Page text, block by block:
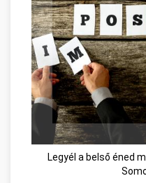
Legyél a belső éned